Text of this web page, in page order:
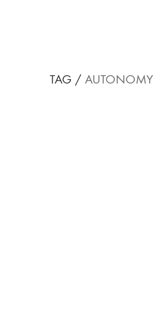
TAG / AUTONOMY